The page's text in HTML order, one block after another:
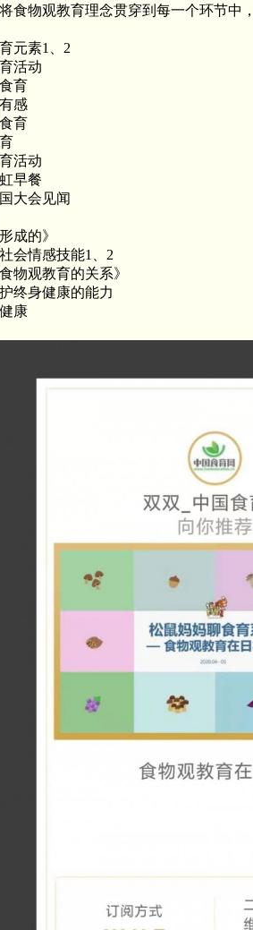
食物观教育理念贯穿到每一个环节中
元素1、2
活动
育
感
育
活动
早餐
大会见闻
成的》
会情感技能1、2
物观教育的关系》
终身健康的能力
康